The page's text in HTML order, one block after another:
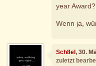
year Award?
Wenn ja,
Sch8el, 30.
zuletzt